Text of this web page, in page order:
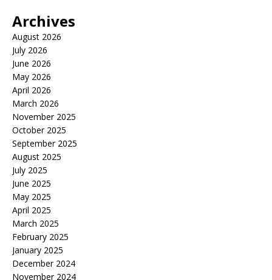
Archives
August 2026
July 2026
June 2026
May 2026
April 2026
March 2026
November 2025
October 2025
September 2025
August 2025
July 2025
June 2025
May 2025
April 2025
March 2025
February 2025
January 2025
December 2024
November 2024